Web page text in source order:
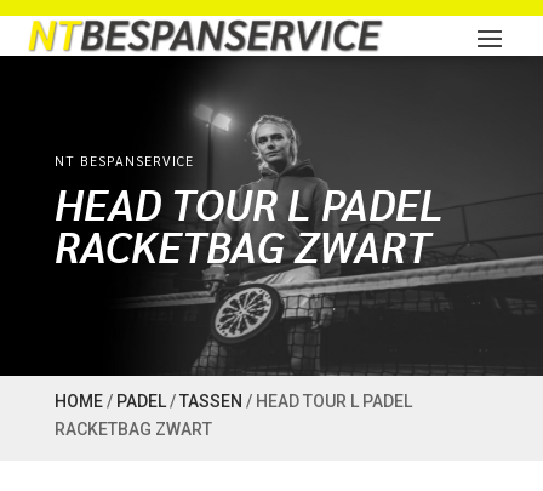
NT BESPANSERVICE
HEAD TOUR L PADEL
RACKETBAG ZWART
HOME/ PADEL/TASSEN / HEAD TOUR L PADEL
RACKETBAG ZWART